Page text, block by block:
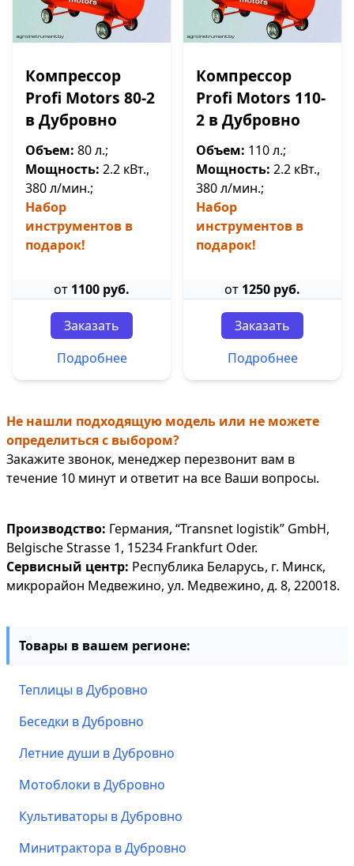
Компрессор
Profi Motors 80-2
в Дубровно
Объем: 80 л.;
Мощность: 2.2 кВт.,
380 л/мин.;
Набор
инструментов в
подарок!
от 1100 руб.
Заказать
Подробнее
Компрессор
Profi Motors 110-
2 в Дубровно
Объем: 110 л.;
Мощность: 2.2 кВт.,
380 л/мин.;
Набор
инструментов в
подарок!
от 1250 руб.
Заказать
Подробнее
Не нашли подходящую модель или не можете
определиться с выбором?
Закажите звонок, менеджер перезвонит вам в
течение 10 минут и ответит на все Ваши вопросы.
Производство: Германия, “Transnet logistik” GmbH,
Belgische Strasse 1, 15234 Frankfurt Oder.
Сервисный центр: Республика Беларусь, г. Минск,
микрорайон Медвежино, ул. Медвежино, д. 8, 220018.
Товары в вашем регионе:
Теплицы в Дубровно
Беседки в Дубровно
Летние души в Дубровно
Мотоблоки в Дубровно
Культиваторы в Дубровно
Минитрактора в Дубровно